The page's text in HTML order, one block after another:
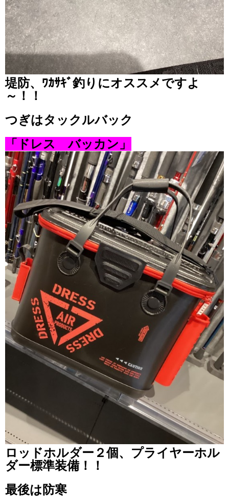
堤防、ﾜｶｻｷﾞ釣りにオススメですよ
～！！
つぎはタックルバック
「ドレス バッカン」
ロッドホルダー２個、プライヤーホル
ダー標準装備！！
最後は防寒